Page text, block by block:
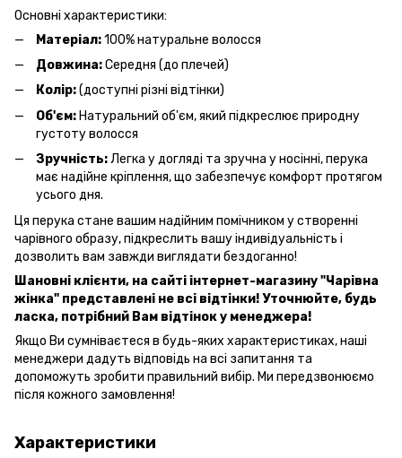
Основні характеристики:
Матеріал:100% натуральне волосся
Довжина:Середня (до плечей)
Колір:(доступні різні відтінки)
Об'єм: Натуральний об'єм, який підкреслює природну
густоту волосся
Зручність:Легка у догляді та зручна у носінні, перука
має надійне кріплення, що забезпечує комфорт протягом
усього дня.
Ця перука стане вашим надійним помічником у створенні
чарівного образу, підкреслить вашу індивідуальність і
дозволить вам завжди виглядати бездоганно!
Шановні клієнти, на сайті інтернет-магазину "Чарівна
жінка" представлені не всі відтінки! Уточнюйте, будь
ласка, потрібний Вам відтінок у менеджера!
Якщо Ви сумніваєтеся в будь-яких характеристиках, наші
менеджери дадуть відповідь на всі запитання та
допоможуть зробити правильний вибір. Ми передзвонюємо
після кожного замовлення!
Характеристики